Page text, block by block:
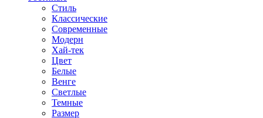
Стиль
Классические
Современные
Модерн
Хай-тек
Цвет
Белые
Венге
Светлые
Темные
Размер